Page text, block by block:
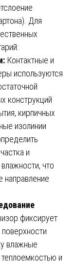
Для
Контактные и
используются
конструкций
кирпичных
изолинии
и
что
направление
фиксирует
влажные
и